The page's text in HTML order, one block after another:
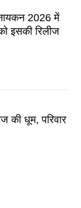
2026 में
इसकी रिलीज
की धूम, परिवार